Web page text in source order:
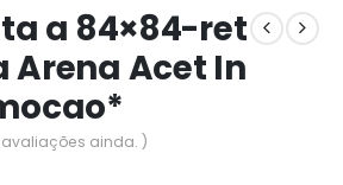
a 84×84-ret
Arena Acet In
ainda. )